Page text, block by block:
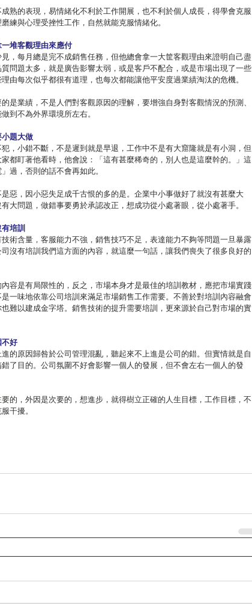
熟的表現，易情緒化不利於工作開展，也不利於個人成長，得學會克服
練與心理受挫性工作，自然就能克服情緒化。
堆客觀理由來應付
，每月總是完不成銷售任務，但他總會拿一大筐客觀理由來證明自己盡
問題太多，就是廣告影響太弱，或是客戶不配合，或是市場出現了一些
由每次似乎都很有道理，也每次都能讓他平安度過業績淘汰的危機。
是業績，不是人們對客觀原因的理解，要增強自身對客觀情況的預測、
到不為外界環境所左右。
題大做
，小錯不斷，不是遲到就是早退，工作中不是有大窟隆就是有小洞，但
都盯著他看時，他會說：「這有甚麼稀奇的，別人也是這麼幹的。」這
過，否則的話不會再如此。
惡，因小惡失足成千古恨的多的是。企業中小事做好了就沒有甚麼大
大問題，做錯事要勇於承認改正，想成功從小處著眼，從小處著手。
培訓
術含量，客服能力不強，銷售技巧不足，表達能力不夠等問題一旦暴露
沒有培訓我們這方面的內容，就這麼一句話，讓我們喪失了很多良好的
容是有局限性的，反之，市場本身才是最佳的培訓教材，應把市場實踐
一味地依靠公司培訓來滿足市場銷售工作需要。不善於對培訓內容融會
難以建成金字塔。銷售技術的提升需要培訓，更來源於自己對市場的實
好
的原因歸咎於公司管理混亂，聽起來不上進是公司的錯。但實情就是自
了目的。公司氛圍不好會影響一個人的發展，但不會左右一個人的發
的，外因是次要的，想進步，就得樹立正確的人生目標，工作目標，不
干擾。